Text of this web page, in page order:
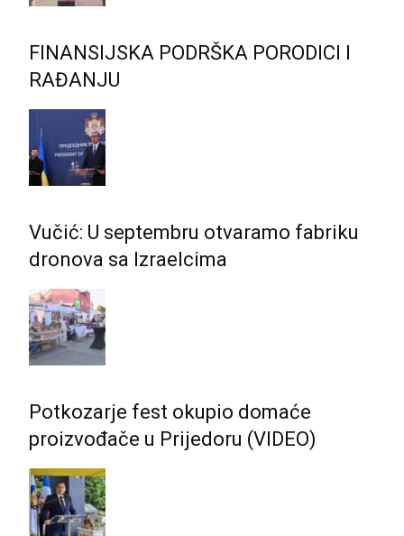
FINANSIJSKA PODRŠKA PORODICI I
RAĐANJU
Vučić: U septembru otvaramo fabriku
dronova sa Izraelcima
Potkozarje fest okupio domaće
proizvođače u Prijedoru (VIDEO)